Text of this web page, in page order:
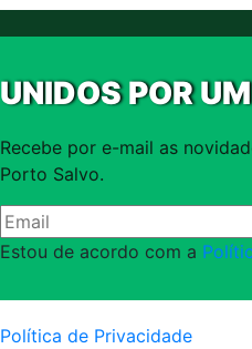
UNIDOS POR
Recebe por e-mail as
Porto Salvo.
Estou de acordo com a
Política de Privacidade